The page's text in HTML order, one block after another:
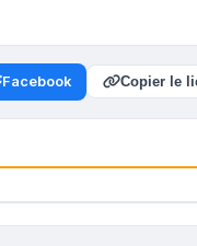
Facebook Copier le